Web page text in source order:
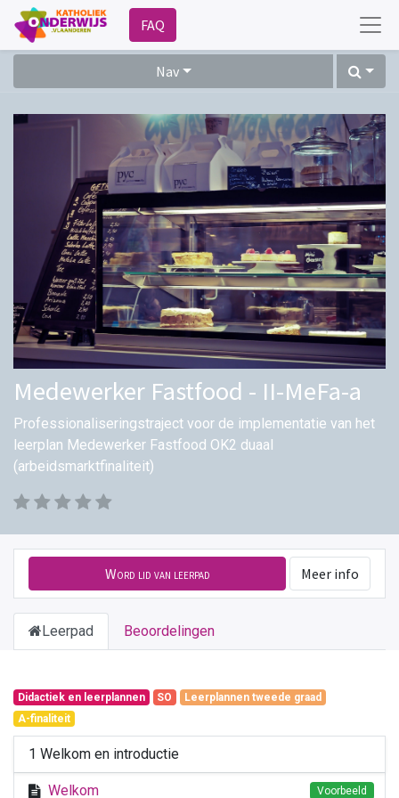
FAQ
Nav
Medewerker Fastfood - II-MeFa-a
Professionaliseringstraject voor de implementatie van het
leerplan Medewerker Fastfood OK2 duaal
(arbeidsmarktfinaliteit)
Word lid van leerpad Meer info
Leerpad Beoordelingen
Didactiek en leerplannen SO
Leerplannen tweede graad
A-finaliteit
1 Welkom en introductie
Welkom Voorbeeld